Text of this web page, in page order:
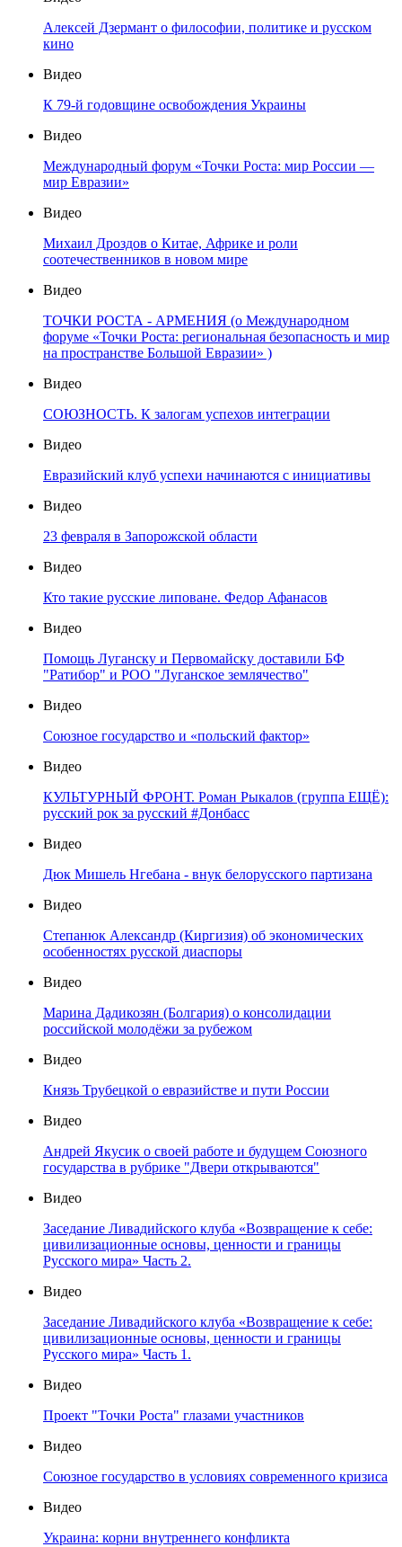
Алексей Дзермант о философии, политике и русском
кино
Видео
К 79-й годовщине освобождения Украины
Видео
Международный форум «Точки Роста: мир России —
мир Евразии»
Видео
Михаил Дроздов о Китае, Африке и роли
соотечественников в новом мире
Видео
ТОЧКИ РОСТА - АРМЕНИЯ (о Международном
форуме «Точки Роста: региональная безопасность и мир
на пространстве Большой Евразии» )
Видео
СОЮЗНОСТЬ. К залогам успехов интеграции
Видео
Евразийский клуб успехи начинаются с инициативы
Видео
23 февраля в Запорожской области
Видео
Кто такие русские липоване. Федор Афанасов
Видео
Помощь Луганску и Первомайску доставили БФ
"Ратибор" и РОО "Луганское землячество"
Видео
Союзное государство и «польский фактор»
Видео
КУЛЬТУРНЫЙ ФРОНТ. Роман Рыкалов (группа ЕЩЁ):
русский рок за русский #Донбасс
Видео
Дюк Мишель Нгебана - внук белорусского партизана
Видео
Степанюк Александр (Киргизия) об экономических
особенностях русской диаспоры
Видео
Марина Дадикозян (Болгария) о консолидации
российской молодёжи за рубежом
Видео
Князь Трубецкой о евразийстве и пути России
Видео
Андрей Якусик о своей работе и будущем Союзного
государства в рубрике "Двери открываются"
Видео
Заседание Ливадийского клуба «Возвращение к себе:
цивилизационные основы, ценности и границы
Русского мира» Часть 2.
Видео
Заседание Ливадийского клуба «Возвращение к себе:
цивилизационные основы, ценности и границы
Русского мира» Часть 1.
Видео
Проект "Точки Роста" глазами участников
Видео
Союзное государство в условиях современного кризиса
Видео
Украина: корни внутреннего конфликта